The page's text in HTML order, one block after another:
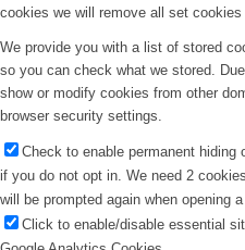
cookies we will remove all set cookies
We provide you with a list of stored
so you can check what we stored.
show or modify cookies from other
browser security settings.
Check to enable permanent
if you do not opt in. We need 2
will be prompted again when opening
Click to enable/disable essential